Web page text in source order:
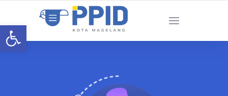
Open toolbar